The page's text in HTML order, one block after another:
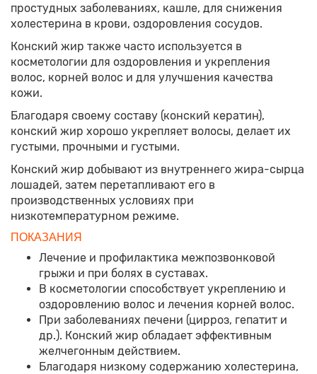
простудных заболеваниях, кашле, для снижения
холестерина в крови, оздоровления сосудов.
Конский жир также часто используется в
косметологии для оздоровления и укрепления
волос, корней волос и для улучшения качества
кожи.
Благодаря своему составу (конский кератин),
конский жир хорошо укрепляет волосы, делает их
густыми, прочными и густыми.
Конский жир добывают из внутреннего жира-сырца
лошадей, затем перетапливают его в
производственных условиях при
низкотемпературном режиме.
ПОКАЗАНИЯ
Лечение и профилактика межпозвонковой
грыжи и при болях в суставах.
В косметологии способствует укреплению и
оздоровлению волос и лечения корней волос.
При заболеваниях печени (цирроз, гепатит и
др.). Конский жир обладает эффективным
желчегонным действием.
Благодаря низкому содержанию холестерина,